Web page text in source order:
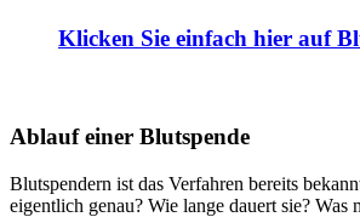
Klicken Sie einfach hier auf
Ablauf einer Blutspende
Blutspendern ist das Verfahren bereits
eigentlich genau? Wie lange dauert sie? Was